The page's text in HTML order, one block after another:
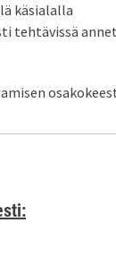
käsialalla
tehtävissä